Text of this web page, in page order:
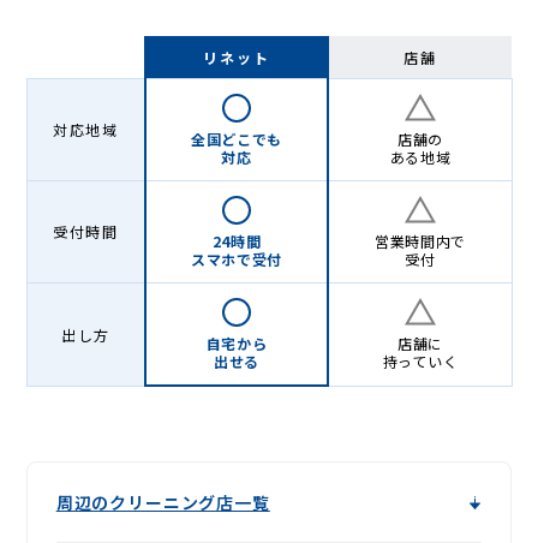
リネット 店舗
対応地域
全国どこでも
対応
店舗の
ある地域
受付時間
24時間
スマホで受付
営業時間内で
受付
出し方
自宅から
出せる
店舗に
持っていく
周辺のクリーニング店一覧